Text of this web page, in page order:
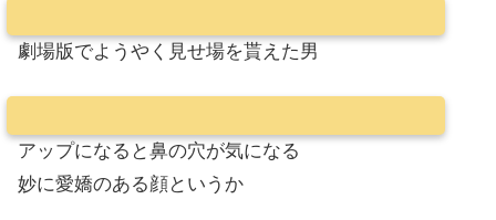
劇場版でようやく見せ場を貰えた男
アップになると鼻の穴が気になる
妙に愛嬌のある顔というか